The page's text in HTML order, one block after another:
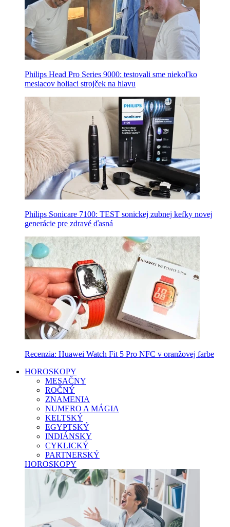
Philips Head Pro Series 9000: testovali sme niekoľko
mesiacov holiaci strojček na hlavu
Philips Sonicare 7100: TEST sonickej zubnej kefky novej
generácie pre zdravé ďasná
Recenzia: Huawei Watch Fit 5 Pro NFC v oranžovej farbe
HOROSKOPY
MESAČNY
ROČNÝ
ZNAMENIA
NUMERO A MÁGIA
KELTSKÝ
EGYPTSKÝ
INDIÁNSKY
CYKLICKÝ
PARTNERSKÝ
HOROSKOPY